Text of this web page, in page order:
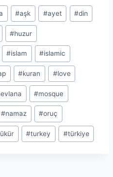
#aşk #ayet #din
#huzur
#islam #islamic
#kuran #love
#mosque
#namaz #oruç
#turkey #türkiye